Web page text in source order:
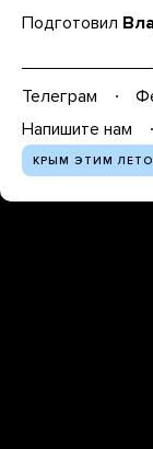
Подготовил
Телеграм
Напишите нам
КРЫМ ЭТИМ